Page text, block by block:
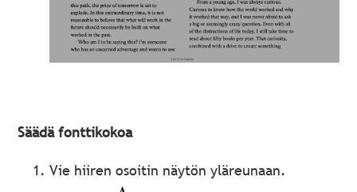
Säädä fonttikokoa
Vie hiiren osoitin näytön yläreunaan.